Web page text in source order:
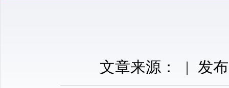
文章来源： | 发